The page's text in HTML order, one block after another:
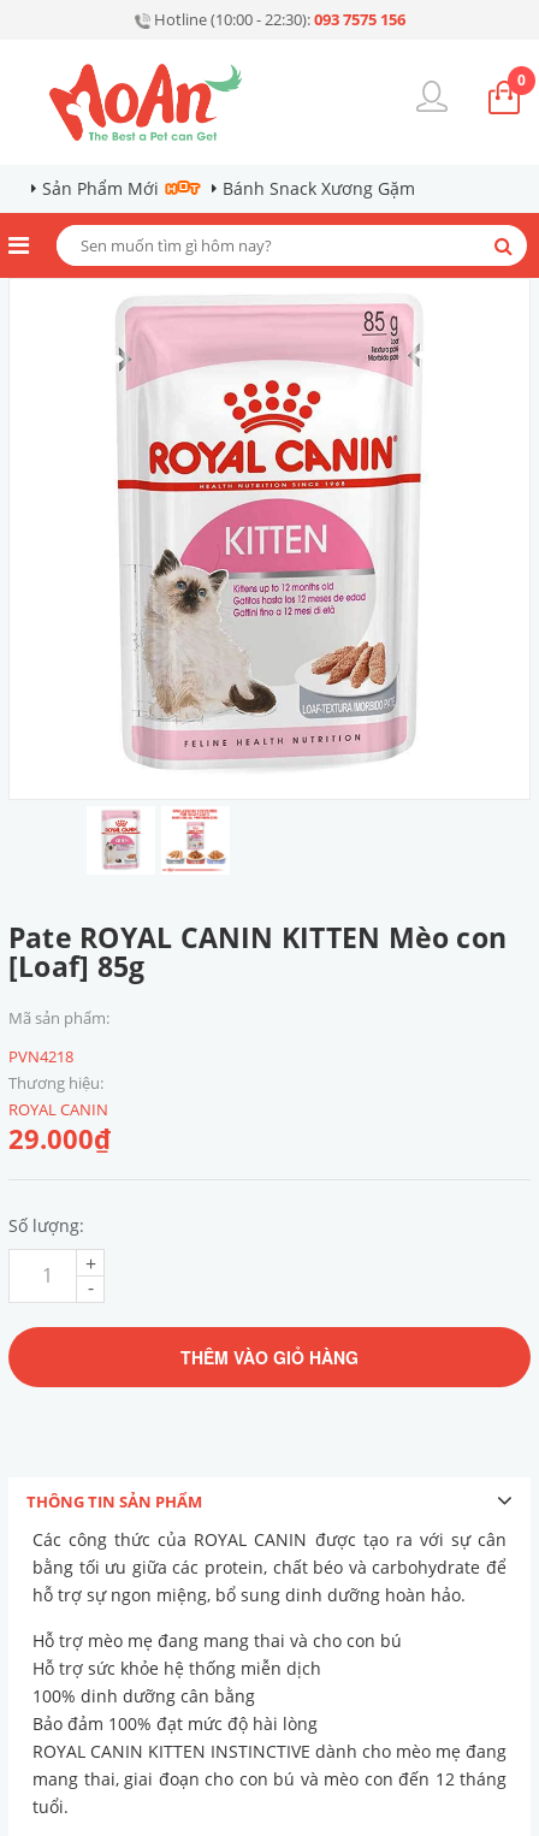
Hotline (10:00 - 22:30):093 7575 156
0
Sản Phẩm Mới Bánh Snack Xương Gặm
Pate ROYAL CANIN KITTEN Mèo con
[Loaf] 85g
Mã sản phẩm:
PVN4218
Thương hiệu:
ROYAL CANIN
29.000₫
Số lượng:
-
+
THÊM VÀO GIỎ HÀNG
THÔNG TIN SẢN PHẨM
Các công thức của ROYAL CANIN được tạo ra với sự cân
bằng tối ưu giữa các protein, chất béo và carbohydrate để
hỗ trợ sự ngon miệng, bổ sung dinh dưỡng hoàn hảo.
Hỗ trợ mèo mẹ đang mang thai và cho con bú
Hỗ trợ sức khỏe hệ thống miễn dịch
100% dinh dưỡng cân bằng
Bảo đảm 100% đạt mức độ hài lòng
ROYAL CANIN KITTEN INSTINCTIVE dành cho mèo mẹ đang
mang thai, giai đoạn cho con bú và mèo con đến 12 tháng
tuổi.